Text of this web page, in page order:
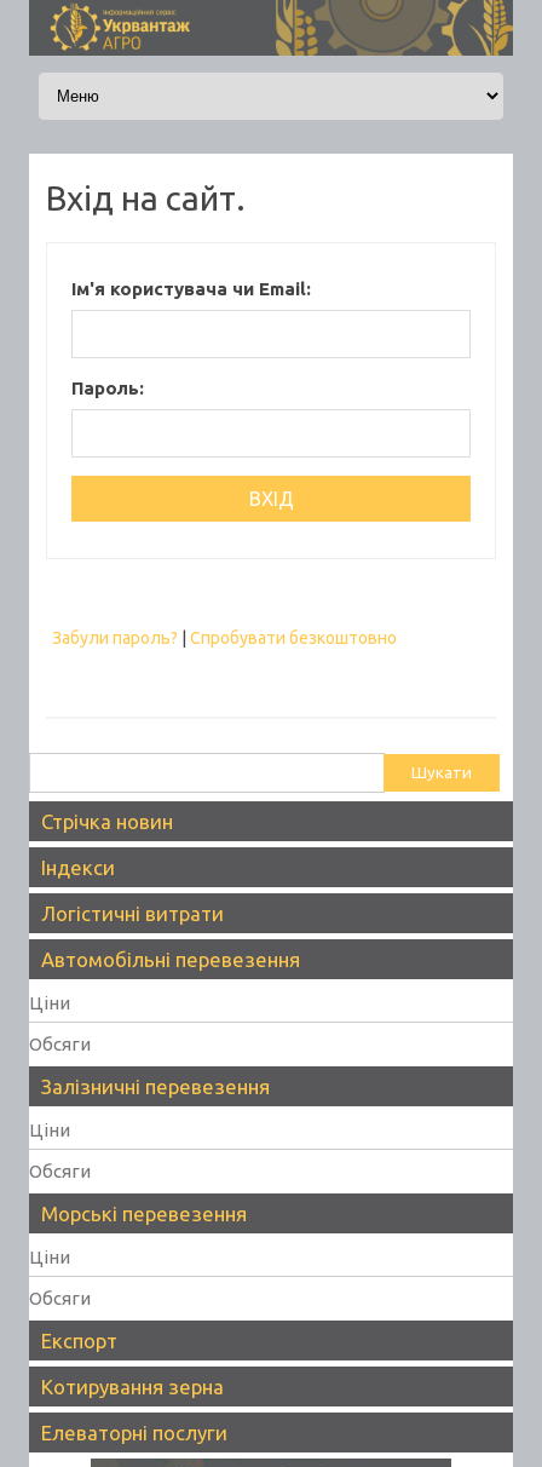
Skip to content
Вхід на сайт.
Ім'я користувача чи Email:
Пароль:
Забули пароль? Спробувати безкоштовно
Стрічка новин
Індекси
Логістичні витрати
Автомобільні перевезення
Ціни
Обсяги
Залізничні перевезення
Ціни
Обсяги
Морські перевезення
Ціни
Обсяги
Експорт
Котирування зерна
Елеваторні послуги